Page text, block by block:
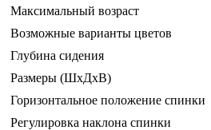
Максимальный возраст
Возможные варианты цветов
Глубина сидения
Размеры (ШxДxВ)
Горизонтальное положение спинки
Регулировка наклона спинки